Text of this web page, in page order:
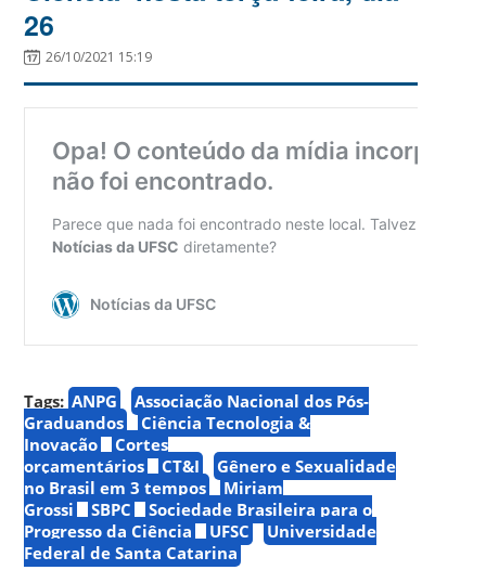
26
26/10/2021 15:19
Tags: ANPG
Associação Nacional dos Pós-
Graduandos
Ciência Tecnologia &
Inovação
Cortes
orçamentários
CT&I
Gênero e Sexualidade
no Brasil em 3 tempos
Miriam
Grossi
SBPC
Sociedade Brasileira para o
Progresso da Ciência
UFSC
Universidade
Federal de Santa Catarina